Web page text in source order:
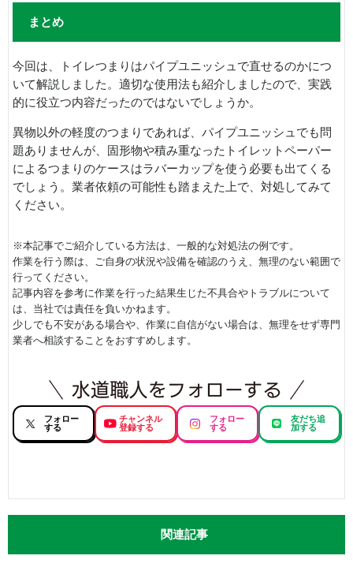
まとめ
今回は、トイレつまりはパイプユニッシュで直せるのかにつ
いて解説しました。適切な使用法も紹介しましたので、実践
的に役立つ内容だったのではないでしょうか。
異物以外の軽度のつまりであれば、パイプユニッシュでも問
題ありませんが、固形物や積み重なったトイレットペーパー
によるつまりのケースはラバーカップを使う必要も出てくる
でしょう。業者依頼の可能性も踏まえた上で、対処してみて
ください。
※本記事でご紹介している方法は、一般的な対処法の例です。
作業を行う際は、ご自身の状況や設備を確認のうえ、無理のない範囲で
行ってください。
記事内容を参考に作業を行った結果生じた不具合やトラブルについて
は、当社では責任を負いかねます。
少しでも不安がある場合や、作業に自信がない場合は、無理をせず専門
業者へ相談することをおすすめします。
フォロー
する
チャンネル
登録する
フォロー
する
友だち追
加する
関連記事